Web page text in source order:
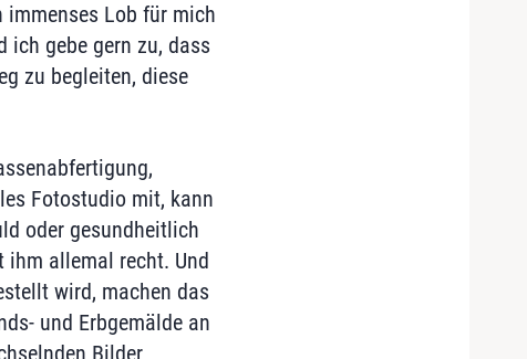
Lob für mich
ich gebe gern zu, dass
zu begleiten, diese
Fotostudio mit, kann
oder gesundheitlich
ihm allemal recht. Und
wird, machen das
und Erbgemälde an